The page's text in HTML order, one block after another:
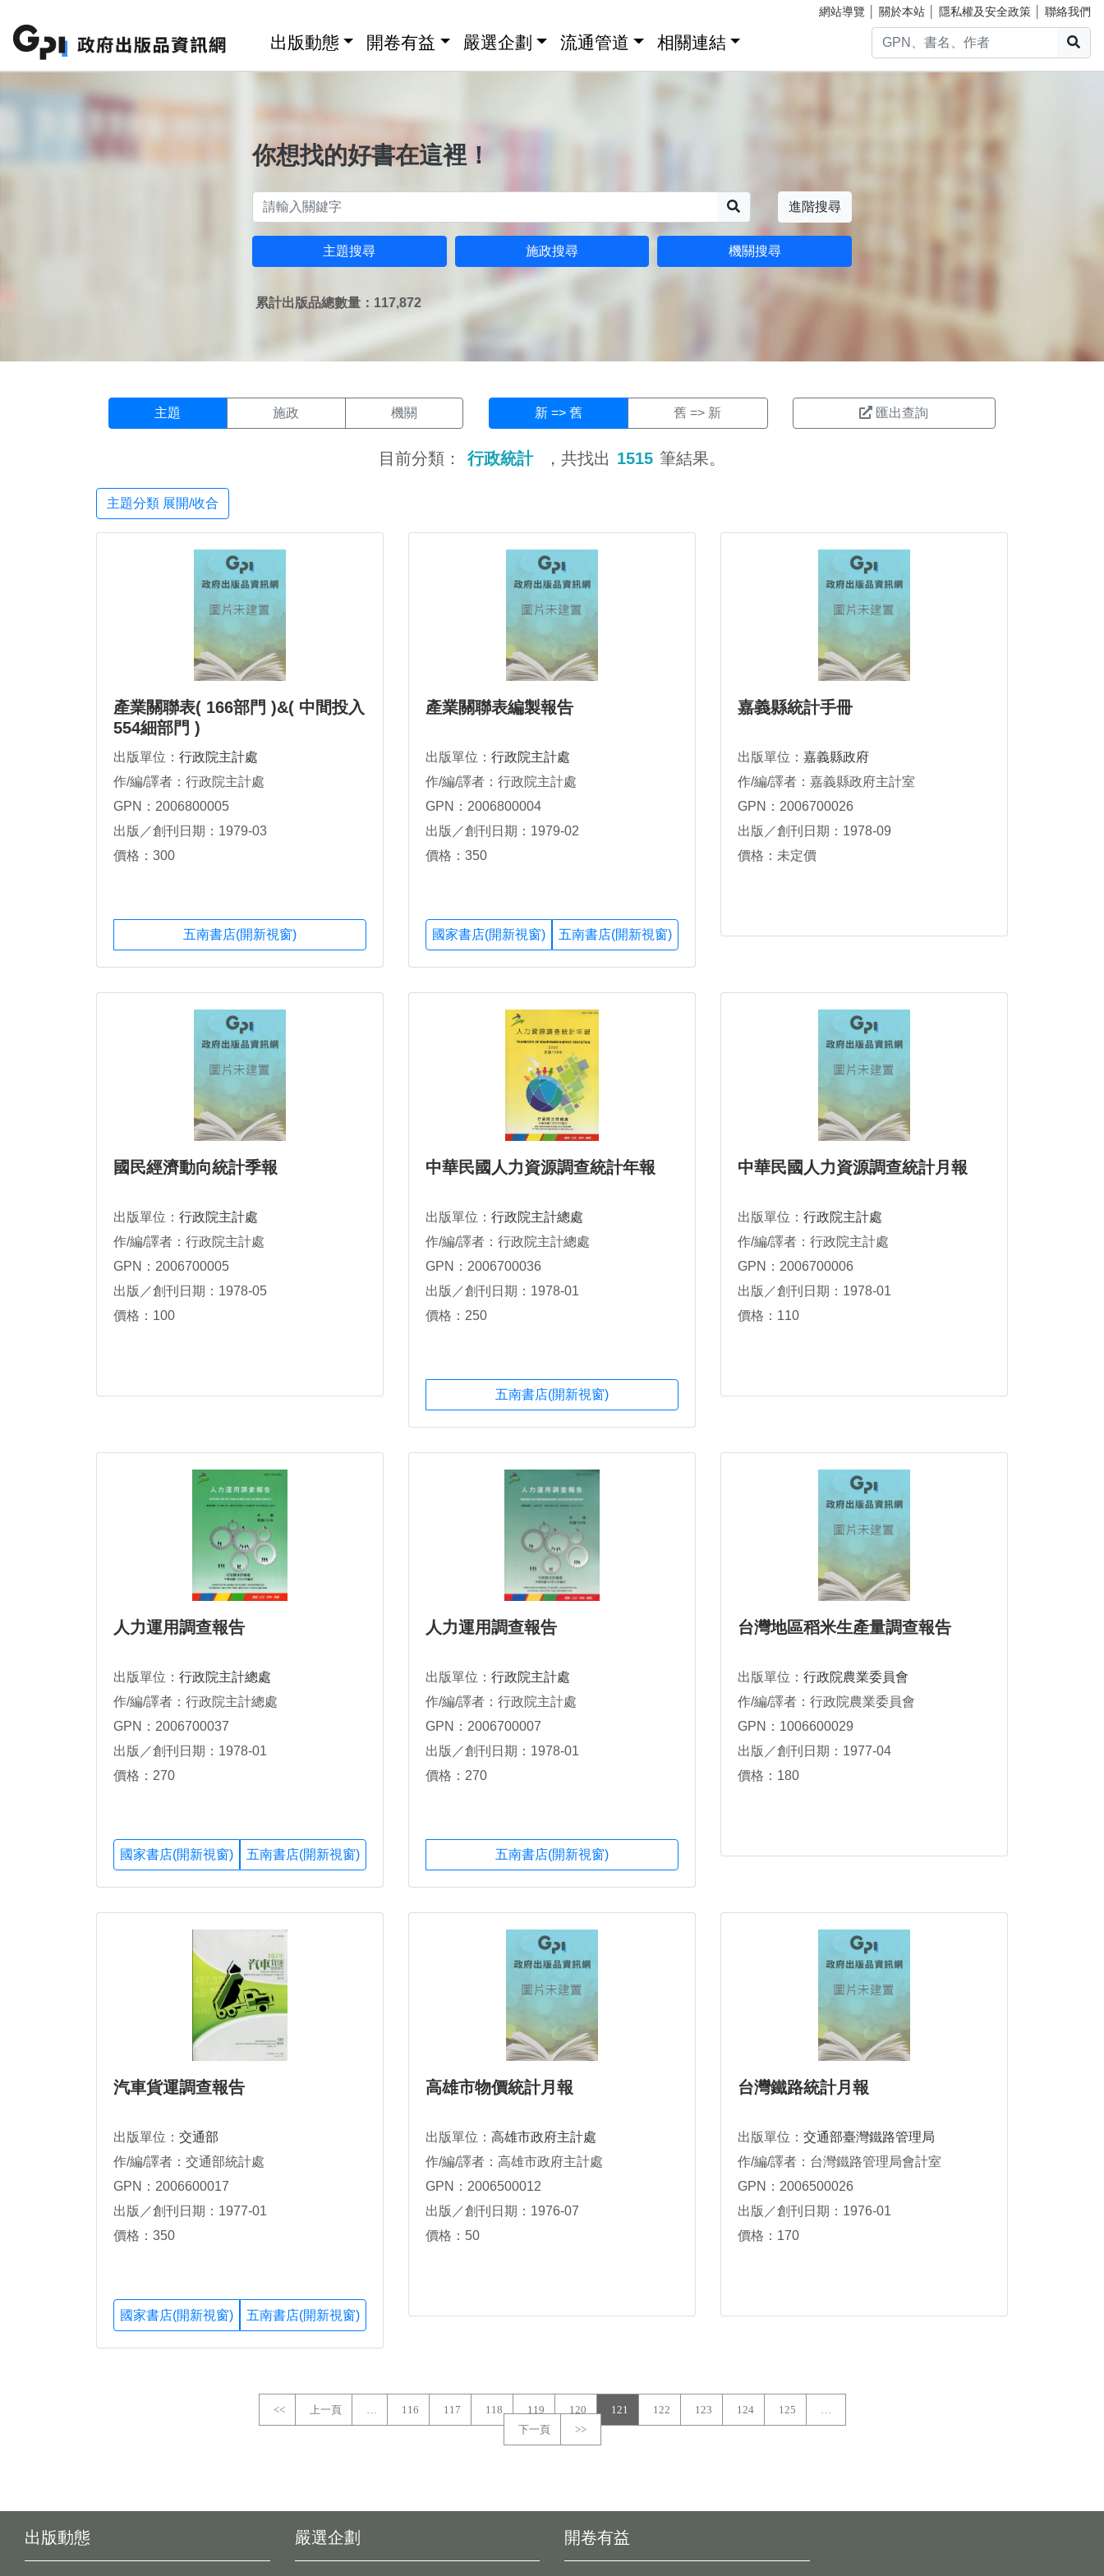
網站導覽 關於本站 隱私權及安全政策 聯絡我們
出版動態 開卷有益 嚴選企劃 流通管道 相關連結
你想找的好書在這裡！
進階搜尋
主題搜尋 施政搜尋 機關搜尋
累計出版品總數量：117,872
主題 施政 機關 新 => 舊 舊 => 新 匯出查詢
目前分類： 行政統計 ，共找出 1515 筆結果。
主題分類 展開/收合
產業關聯表( 166部門 )&( 中間投入
554細部門 )
出版單位： 行政院主計處
作/編/譯者：行政院主計處
GPN：2006800005
出版／創刊日期：1979-03
價格：300
五南書店(開新視窗)
產業關聯表編製報告
出版單位： 行政院主計處
作/編/譯者：行政院主計處
GPN：2006800004
出版／創刊日期：1979-02
價格：350
國家書店(開新視窗) 五南書店(開新視窗)
嘉義縣統計手冊
出版單位： 嘉義縣政府
作/編/譯者：嘉義縣政府主計室
GPN：2006700026
出版／創刊日期：1978-09
價格：未定價
國民經濟動向統計季報
出版單位： 行政院主計處
作/編/譯者：行政院主計處
GPN：2006700005
出版／創刊日期：1978-05
價格：100
中華民國人力資源調查統計年報
出版單位： 行政院主計總處
作/編/譯者：行政院主計總處
GPN：2006700036
出版／創刊日期：1978-01
價格：250
五南書店(開新視窗)
中華民國人力資源調查統計月報
出版單位： 行政院主計處
作/編/譯者：行政院主計處
GPN：2006700006
出版／創刊日期：1978-01
價格：110
人力運用調查報告
出版單位： 行政院主計總處
作/編/譯者：行政院主計總處
GPN：2006700037
出版／創刊日期：1978-01
價格：270
國家書店(開新視窗) 五南書店(開新視窗)
人力運用調查報告
出版單位： 行政院主計處
作/編/譯者：行政院主計處
GPN：2006700007
出版／創刊日期：1978-01
價格：270
五南書店(開新視窗)
台灣地區稻米生產量調查報告
出版單位： 行政院農業委員會
作/編/譯者：行政院農業委員會
GPN：1006600029
出版／創刊日期：1977-04
價格：180
汽車貨運調查報告
出版單位： 交通部
作/編/譯者：交通部統計處
GPN：2006600017
出版／創刊日期：1977-01
價格：350
國家書店(開新視窗) 五南書店(開新視窗)
高雄市物價統計月報
出版單位： 高雄市政府主計處
作/編/譯者：高雄市政府主計處
GPN：2006500012
出版／創刊日期：1976-07
價格：50
台灣鐵路統計月報
出版單位： 交通部臺灣鐵路管理局
作/編/譯者：台灣鐵路管理局會計室
GPN：2006500026
出版／創刊日期：1976-01
價格：170
<< 上一頁 116 117 118 119 120 121 122 123 124 125
下一頁
>>
出版動態 開卷有益
嚴選企劃